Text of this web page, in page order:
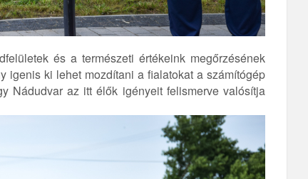
és a természeti értékeink megőrzésének
igenis ki lehet mozdítani a fialatokat a számítógép
Nádudvar az itt élők igényeit felismerve valósítja